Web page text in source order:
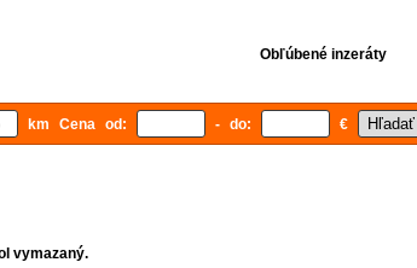
Obľúbené inzeráty
km Cena od: - do: €
vymazaný.